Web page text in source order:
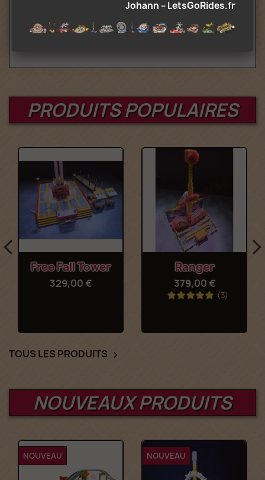
Age: 12 ans et plus
PRODUITS POPULAIRES
Free Fall Tower
329,00 €
Ranger
379,00 €
(3)
TOUS LES PRODUITS 
NOUVEAUX PRODUITS
NOUVEAU NOUVEAU
Johann – LetsGoRides.fr